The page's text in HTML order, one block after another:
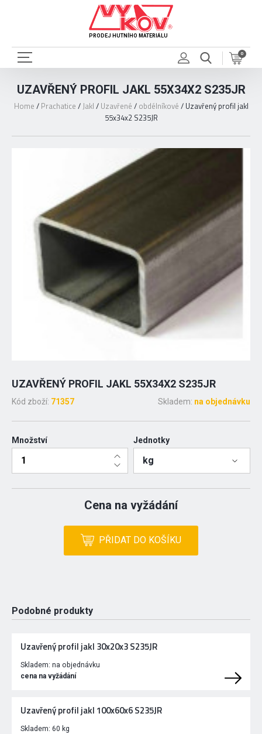
PRODEJ HUTNÍHO MATERIÁLU
0
UZAVŘENÝ PROFIL JAKL 55X34X2 S235JR
Home / Prachatice /Jakl / Uzavřené / obdélníkové / Uzavřený profil jakl
55x34x2 S235JR
UZAVŘENÝ PROFIL JAKL 55X34X2 S235JR
Kód zboží: 71357 Skladem: na objednávku
Množství Jednotky
kg
Cena na vyžádání
PŘIDAT DO KOŠÍKU
Podobné produkty
Uzavřený profil jakl 30x20x3 S235JR
Skladem: na objednávku
cena na vyžádání
Uzavřený profil jakl 100x60x6 S235JR
Skladem: 60 kg